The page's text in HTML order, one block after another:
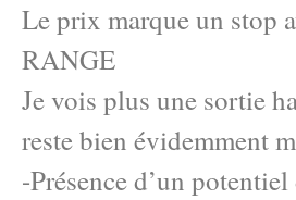
Le prix marque un stop
RANGE
Je vois plus une sortie
reste bien évidemment
-Présence d’un